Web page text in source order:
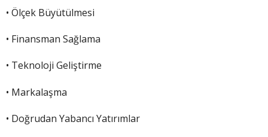
• Ölçek Büyütülmesi
• Finansman Sağlama
• Teknoloji Geliştirme
• Markalaşma
• Doğrudan Yabancı Yatırımlar